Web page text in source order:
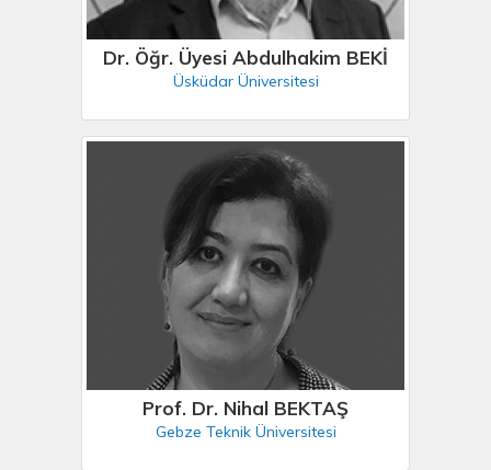
Dr. Öğr. Üyesi Abdulhakim BEKİ
Üsküdar Üniversitesi
Prof. Dr. Nihal BEKTAŞ
Gebze Teknik Üniversitesi